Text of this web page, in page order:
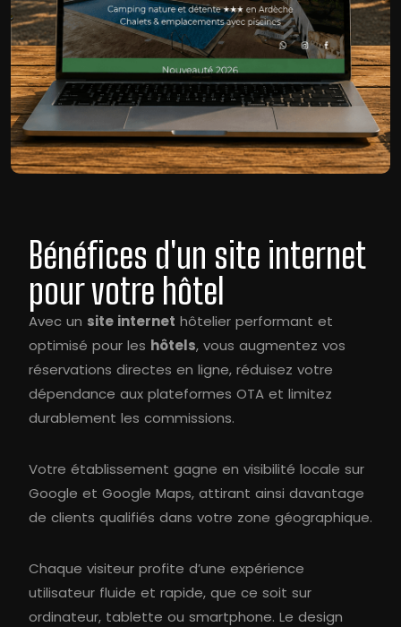
Bénéfices d'un site internet
pour votre hôtel
Avec un site internet hôtelier performant et
optimisé pour les hôtels, vous augmentez vos
réservations directes en ligne, réduisez votre
dépendance aux plateformes OTA et limitez
durablement les commissions.
Votre établissement gagne en visibilité locale sur
Google et Google Maps, attirant ainsi davantage
de clients qualifiés dans votre zone géographique.
Chaque visiteur profite d’une expérience
utilisateur fluide et rapide, que ce soit sur
ordinateur, tablette ou smartphone. Le design